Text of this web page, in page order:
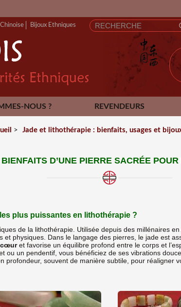
Bijoux Ethniques
NOUS ? REVENDEURS
CONTACT
> Jade et lithothérapie : bienfaits, usages et
D’UNE PIERRE SACRÉE
plus puissantes en lithothérapie ?
de la lithothérapie. Utilisée depuis des millénaires
physiques. Dans le langage des pierres, le jade est
cœuret favorise un équilibre profond entre le corps et
ou un pendentif, vous bénéficiez de ses vibrations
profondeur, souvent de manière subtile, pour réaligner